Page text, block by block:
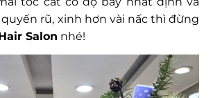
rũ, xinh hơn vài nấc thì đừng
Salon nhé!